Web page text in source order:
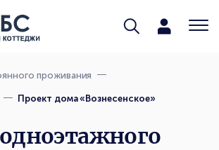
проживания
Проект дома «Вознесенское»